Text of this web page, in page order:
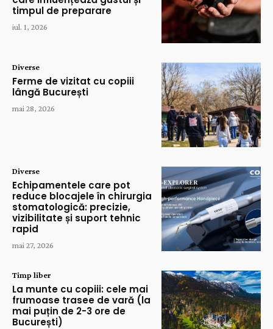
timpul de preparare
iul. 1, 2026
Diverse
Ferme de vizitat cu copiii
lângă București
mai 28, 2026
Diverse
Echipamentele care pot
reduce blocajele în chirurgia
stomatologică: precizie,
vizibilitate și suport tehnic
rapid
mai 27, 2026
Timp liber
La munte cu copiii: cele mai
frumoase trasee de vară (la
mai puțin de 2-3 ore de
București)